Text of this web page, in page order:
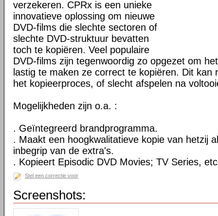
verzekeren. CPRx is een unieke
innovatieve oplossing om nieuwe
DVD-films die slechte sectoren of
slechte DVD-struktuur bevatten
toch te kopiëren. Veel populaire
DVD-films zijn tegenwoordig zo opgezet om
lastig te maken ze correct te kopiëren. Dit kan
het kopieerproces, of slecht afspelen na
Mogelijkheden zijn o.a. :
. Geïntegreerd brandprogramma.
. Maakt een hoogkwalitatieve kopie van hetzij
inbegrip van de extra's.
. Kopieert Episodic DVD Movies; TV Series,
Stel een correctie voor
Screenshots: